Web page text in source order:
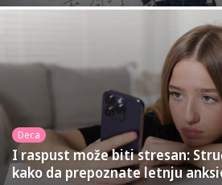
Deca
I raspust može biti stresan:
kako da prepoznate letnju